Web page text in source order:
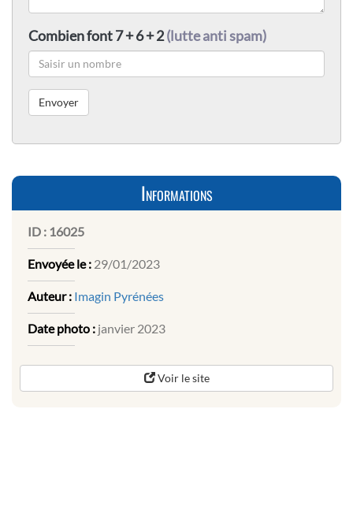
Combien font 7 + 6 + 2(lutte anti spam)
Informations
ID : 16025
Envoyée le : 29/01/2023
Auteur : Imagin Pyrénées
Date photo : janvier 2023
Voir le site